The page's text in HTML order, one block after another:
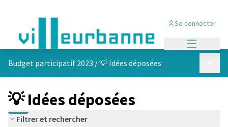
Se connecter
Budget participatif 2023 /💡 Idées déposées
💡 Idées déposées
Filtrer et rechercher